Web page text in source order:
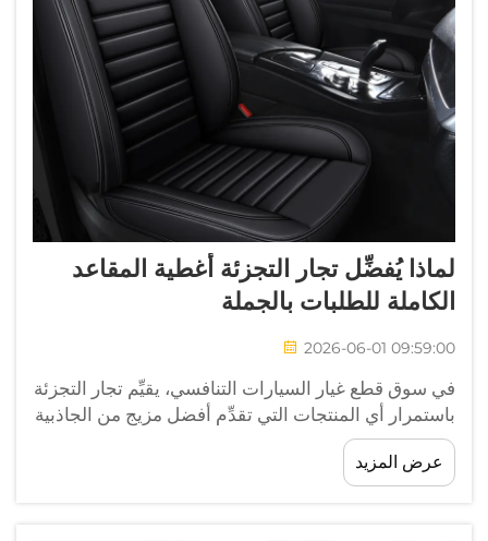
لماذا يُفضِّل تجار التجزئة أغطية المقاعد
الكاملة للطلبات بالجملة
2026-06-01 09:59:00
في سوق قطع غيار السيارات التنافسي، يقيِّم تجار التجزئة
باستمرار أي المنتجات التي تقدِّم أفضل مزيج من الجاذبية
للعملاء وإمكانات الهامش الربحي والكفاءة التشغيلية.
ومن بين العديد من الخيارات المتاحة، تأتي أغطية المقاعد
الكاملة...
عرض المزيد